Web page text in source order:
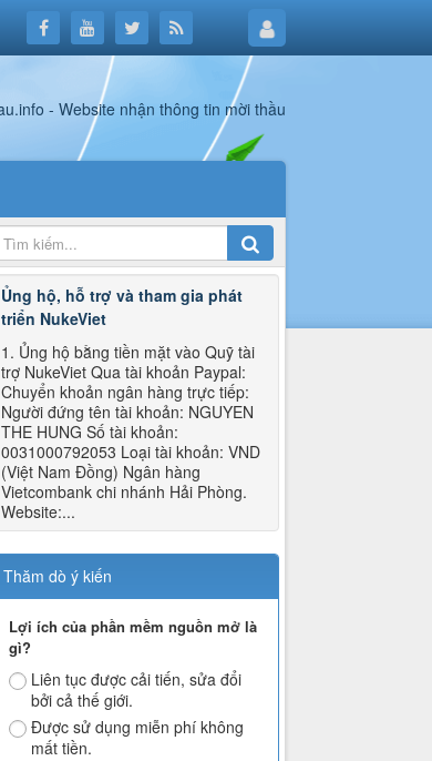
Ủng hộ, hỗ trợ và tham gia phát
triển NukeViet
1. Ủng hộ bằng tiền mặt vào Quỹ tài
trợ NukeViet Qua tài khoản Paypal:
Chuyển khoản ngân hàng trực tiếp:
Người đứng tên tài khoản: NGUYEN
THE HUNG Số tài khoản:
0031000792053 Loại tài khoản: VND
(Việt Nam Đồng) Ngân hàng
Vietcombank chi nhánh Hải Phòng.
Website:...
Thăm dò ý kiến
Lợi ích của phần mềm nguồn mở là
gì?
Liên tục được cải tiến, sửa đổi
bởi cả thế giới.
Được sử dụng miễn phí không
mất tiền.